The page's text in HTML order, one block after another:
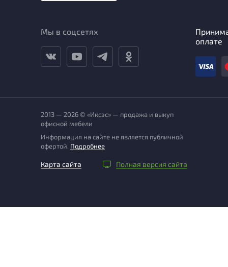
Мы в соцсетях
оплате
2013 — 2026 © «Иксэс» — продажа и выкуп
офисной мебели
Информация на сайте не является публичной
офертой. Подробнее
Карта сайта Полная версия сайта